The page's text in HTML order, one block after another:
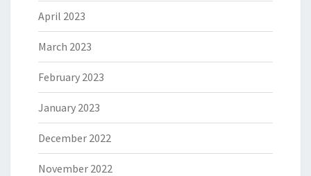
April 2023
March 2023
February 2023
January 2023
December 2022
November 2022